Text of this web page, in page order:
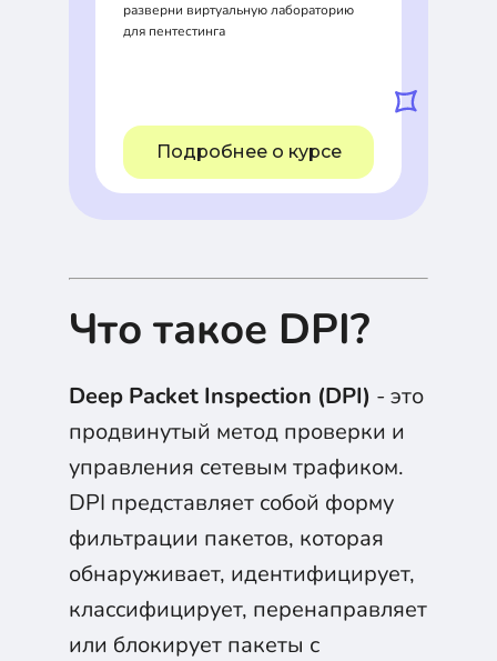
разверни виртуальную лабораторию
для пентестинга
Подробнее о курсе
Что такое DPI?
Deep Packet Inspection (DPI) - это
продвинутый метод проверки и
управления сетевым трафиком.
DPI представляет собой форму
фильтрации пакетов, которая
обнаруживает, идентифицирует,
классифицирует, перенаправляет
или блокирует пакеты с